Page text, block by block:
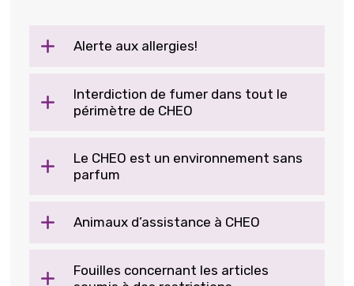
Alerte aux allergies!
Interdiction de fumer dans tout le
périmètre de CHEO
Le CHEO est un environnement sans
parfum
Animaux d’assistance à CHEO
Fouilles concernant les articles